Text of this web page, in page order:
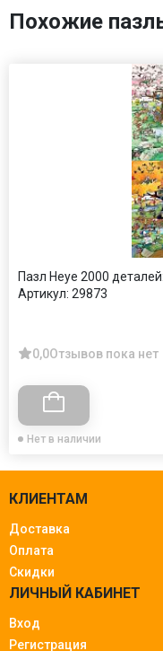
Похожие
Пазл Heye 2000
Артикул: 29873
0,0Отзывов пока нет
Нет в наличии
КЛИЕНТАМ
Доставка
Оплата
Скидки
ЛИЧНЫЙ КАБИНЕТ
Вход
Регистрация